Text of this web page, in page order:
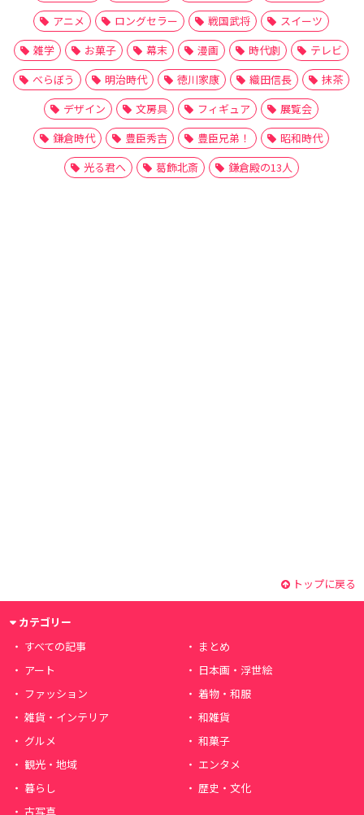
アニメ
ロングセラー 戦国武将
スイーツ
雑学
お菓子 幕末 漫画 時代劇
テレビ
べらぼう
明治時代 徳川家康 織田信長
抹茶
デザイン
文房具 フィギュア
展覧会
鎌倉時代
豊臣秀吉 豊臣兄弟！
昭和時代
光る君へ
葛飾北斎 鎌倉殿の13人
トップに戻る
カテゴリー
すべての記事
まとめ
アート
日本画・浮世絵
ファッション
着物・和服
雑貨・インテリア
和雑貨
グルメ
和菓子
観光・地域
エンタメ
暮らし
歴史・文化
古写真